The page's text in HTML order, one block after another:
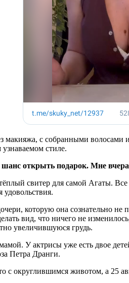
макияжа, с собранными
стиле.
открыть подарок. Мне
свитер для самой Агаты.
удовольствия.
которую она сознательно
вид, что ничего не
увеличившуюся грудь.
У актрисы уже есть двое
Петра Дранги.
округлившимся животом, а 25